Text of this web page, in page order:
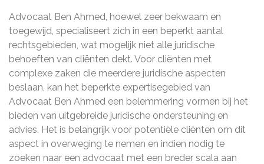
Advocaat Ben Ahmed, hoewel zeer bekwaam en
toegewijd, specialiseert zich in een beperkt aantal
rechtsgebieden, wat mogelijk niet alle juridische
behoeften van cliënten dekt. Voor cliënten met
complexe zaken die meerdere juridische aspecten
beslaan, kan het beperkte expertisegebied van
Advocaat Ben Ahmed een belemmering vormen bij het
bieden van uitgebreide juridische ondersteuning en
advies. Het is belangrijk voor potentiële cliënten om dit
aspect in overweging te nemen en indien nodig te
zoeken naar een advocaat met een breder scala aan